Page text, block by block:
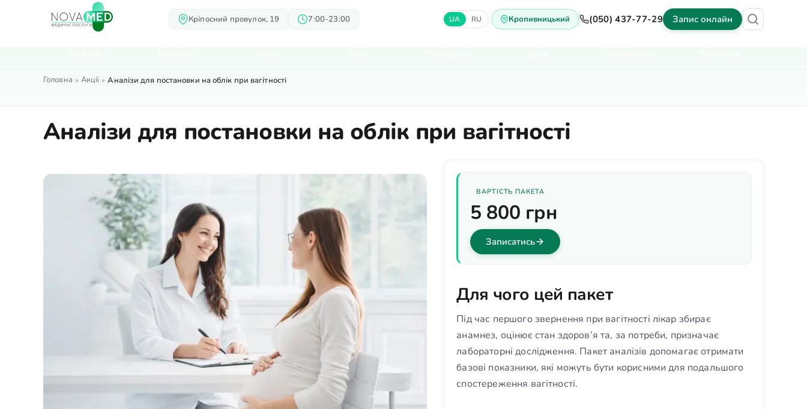
Кріпосний провулок, 19 7:00-23:00 UA RU Кропивницький (050) 437-77-29 Запис онлайн
Головна » Акції » Аналізи для постановки на облік при вагітності
Аналізи для постановки на облік при вагітності
ВАРТІСТЬ ПАКЕТА
5 800 грн
Записатись
Для чого цей пакет
Під час першого звернення при вагітності лікар збирає
анамнез, оцінює стан здоров’я та, за потреби, призначає
лабораторні дослідження. Пакет аналізів допомагає отримати
базові показники, які можуть бути корисними для подальшого
спостереження вагітності.